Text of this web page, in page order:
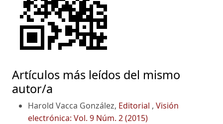
Artículos más leídos del mismo
autor/a
Harold Vacca González, Editorial , Visión
electrónica: Vol. 9 Núm. 2 (2015)